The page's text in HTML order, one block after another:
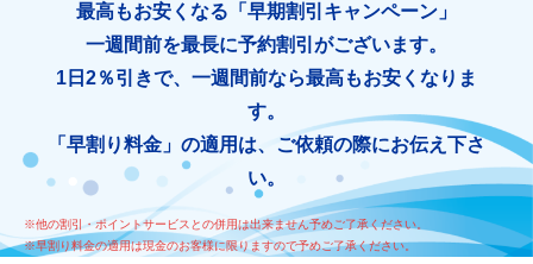
最高もお安くなる「早期割引キャンペーン」
一週間前を最長に予約割引がございます。
1日2％引きで、一週間前なら最高もお安くなりま
す。
「早割り料金」の適用は、ご依頼の際にお伝え下さ
い。
※他の割引・ポイントサービスとの併用は出来ません予めご了承ください。
※早割り料金の適用は現金のお客様に限りますので予めご了承ください。